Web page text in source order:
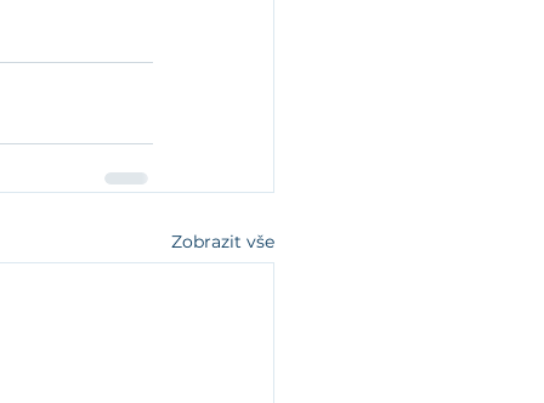
Zobrazit vše